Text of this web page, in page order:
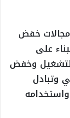
مجالات خفض
على
وخفض
وتبادل